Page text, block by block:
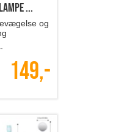
...
og
149,-